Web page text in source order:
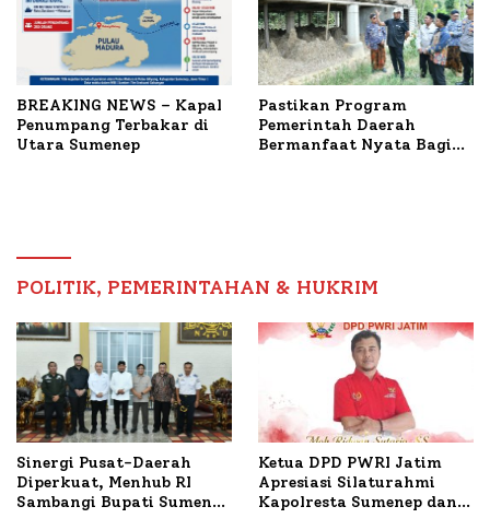
BREAKING NEWS – Kapal
Penumpang Terbakar di
Utara Sumenep
Pastikan Program
Pemerintah Daerah
Bermanfaat Nyata Bagi
POLITIK, PEMERINTAHAN & HUKRIM
Sinergi Pusat-Daerah
Diperkuat, Menhub RI
Sambangi Bupati Sumenep
Ketua DPD PWRI Jatim
Apresiasi Silaturahmi
Kapolresta Sumenep dan